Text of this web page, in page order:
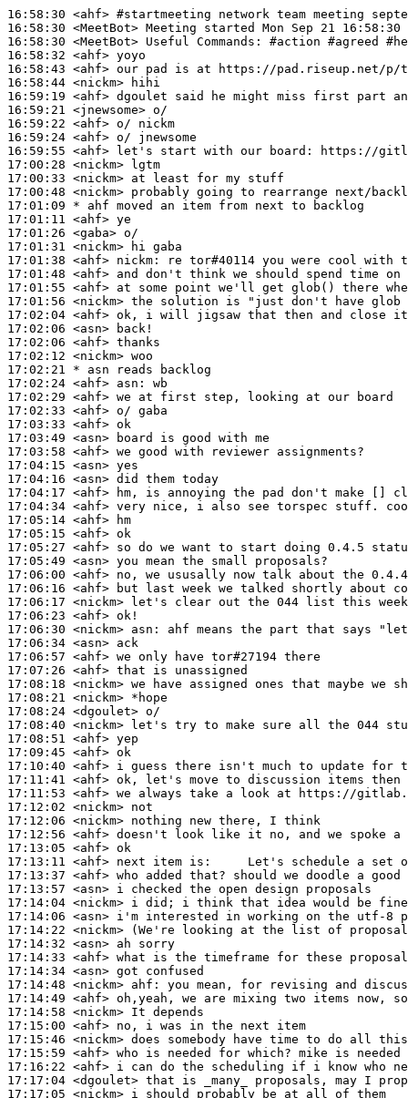
16:58:30 <ahf> #startmeeting network team meeting
16:58:30 <MeetBot>
16:58:30 <MeetBot>
16:58:32 <ahf>
16:58:43 <ahf>
16:58:44 <nickm>
16:59:19 <ahf>
16:59:21 <jnewsome>
16:59:22 <ahf>
16:59:24 <ahf>
16:59:55 <ahf>
17:00:28 <nickm>
17:00:33 <nickm>
17:00:48 <nickm>
17:01:09 * ahf moved an item from next to backlog
17:01:11 <ahf>
17:01:26 <gaba>
17:01:31 <nickm>
17:01:38 <ahf> nickm:
17:01:48 <ahf>
17:01:55 <ahf>
17:01:56 <nickm>
17:02:04 <ahf>
17:02:06 <asn>
17:02:06 <ahf>
17:02:12 <nickm>
17:02:21 * asn
reads backlog
17:02:24 <ahf> asn:
17:02:29 <ahf>
17:02:33 <ahf>
17:03:33 <ahf>
17:03:49 <asn>
17:03:58 <ahf>
17:04:15 <asn>
17:04:16 <asn>
17:04:17 <ahf>
17:04:34 <ahf>
17:05:14 <ahf>
17:05:15 <ahf>
17:05:27 <ahf>
17:05:49 <asn>
17:06:00 <ahf>
17:06:16 <ahf>
17:06:17 <nickm>
17:06:23 <ahf>
17:06:30 <nickm> asn:
17:06:34 <asn>
17:06:57 <ahf>
17:07:26 <ahf>
17:08:18 <nickm>
17:08:21 <nickm>
17:08:24 <dgoulet>
17:08:40 <nickm>
17:08:51 <ahf>
17:09:45 <ahf>
17:10:40 <ahf>
17:11:41 <ahf>
17:11:53 <ahf>
17:12:02 <nickm>
17:12:06 <nickm>
17:12:56 <ahf>
17:13:05 <ahf>
17:13:11 <ahf>
17:13:37 <ahf>
17:13:57 <asn>
17:14:04 <nickm>
17:14:06 <asn>
17:14:22 <nickm>
17:14:32 <asn>
17:14:33 <ahf>
17:14:34 <asn>
17:14:48 <nickm> ahf:
17:14:49 <ahf>
17:14:58 <nickm>
17:15:00 <ahf>
17:15:46 <nickm>
17:15:59 <ahf>
17:16:22 <ahf>
17:17:04 <dgoulet>
17:17:05 <nickm>